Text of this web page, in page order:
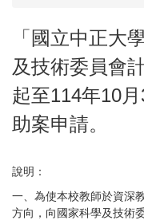
「國立中正大
及技術委員會
起至114年10
助案申請。
說明：
一、為使本校教師於資深
方向，向國家科學及技術